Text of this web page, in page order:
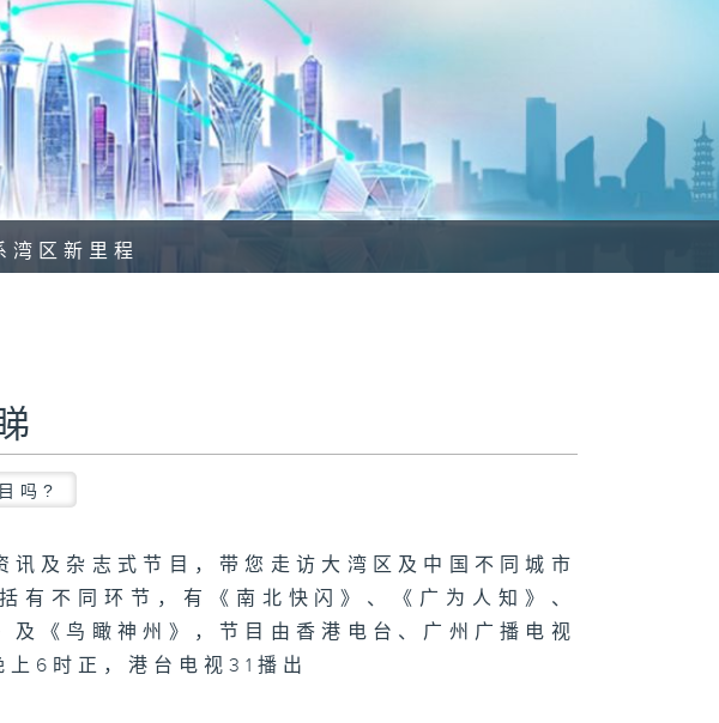
湾区新里程
吗?
讯及杂志式节目，带您走访大湾区及中国不同城市
有不同环节，有《南北快闪》、《广为人知》、
及《鸟瞰神州》，节目由香港电台、广州广播电视
6时正，港台电视31播出